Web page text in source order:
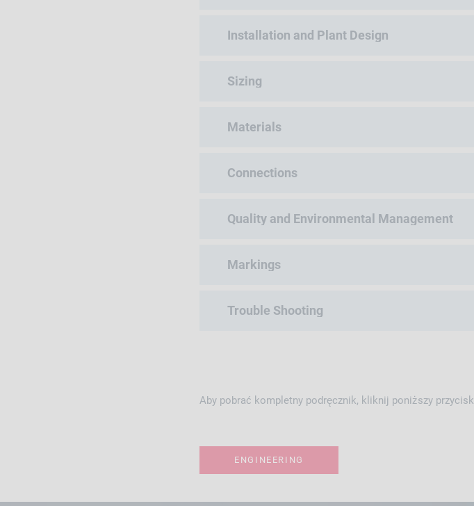
Installation and Plant Design
Sizing
Materials
Connections
Quality and Environmental Management
Markings
Trouble Shooting
Aby pobrać kompletny podręcznik, kliknij poniższy przycisk
ENGINEERING